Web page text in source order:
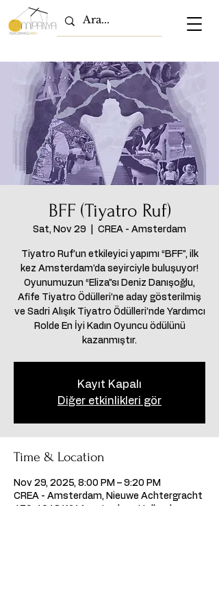
BFF (Tiyatro Ruf)
Sat, Nov 29 CREA - Amsterdam
Tiyatro Ruf’un etkileyici yapımı “BFF”, ilk
kez Amsterdam’da seyirciyle buluşuyor!
Oyunumuzun “Eliza”sı Deniz Danışoğlu,
Afife Tiyatro Ödülleri’ne aday gösterilmiş
ve Sadri Alışık Tiyatro Ödülleri’nde Yardımcı
Rolde En İyi Kadın Oyuncu ödülünü
kazanmıştır.
Kayıt Kapalı
Diğer etkinlikleri gör
Time & Location
Nov 29, 2025, 8:00 PM – 9:20 PM
CREA - Amsterdam, Nieuwe Achtergracht